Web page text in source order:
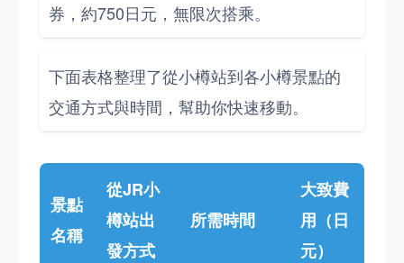
券，約750日元，無限次搭乘。
下面表格整理了從小樽站到各小樽景點的
交通方式與時間，幫助你快速移動。
景點
名稱
從JR小
樽站出
發方式
所需時間
大致費
用（日
元）